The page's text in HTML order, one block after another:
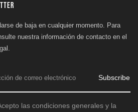
de baja en cualquier momento. Para
nuestra información de contacto en el
Subscribe
las condiciones generales y la